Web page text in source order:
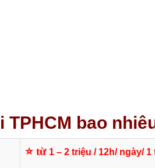
bao
⭐ từ 1 – 2 triệu / 12h/ ngày/